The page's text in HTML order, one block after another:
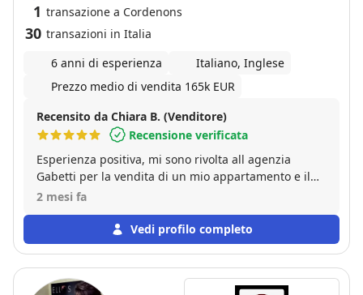
1 transazione a Cordenons
30 transazioni in Italia
6 anni di esperienza
Italiano, Inglese
Prezzo medio di vendita 165k EUR
Recensito da Chiara B. (Venditore)
Recensione verificata
Esperienza positiva, mi sono rivolta all agenzia
Gabetti per la vendita di un mio appartamento e il
resoconto é stata una vendita nell arco di 3 mesi,
2 mesi fa
Vedi profilo completo